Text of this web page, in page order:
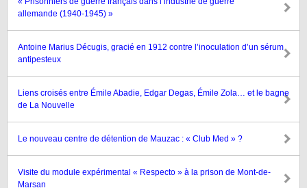
allemande (1940-1945) »
Antoine Marius Décugis, gracié en 1912 contre l’inoculation d’un sérum
antipesteux
Liens croisés entre Émile Abadie, Edgar Degas, Émile Zola… et le bagne
de La Nouvelle
Le nouveau centre de détention de Mauzac : « Club Med » ?
Visite du module expérimental « Respecto » à la prison de Mont-de-
Marsan